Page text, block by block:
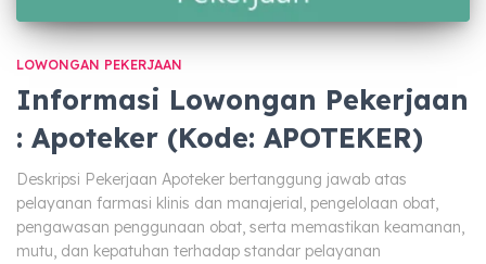
LOWONGAN PEKERJAAN
Informasi Lowongan Pekerjaan
: Apoteker (Kode: APOTEKER)
Deskripsi Pekerjaan Apoteker bertanggung jawab atas
pelayanan farmasi klinis dan manajerial, pengelolaan obat,
pengawasan penggunaan obat, serta memastikan keamanan,
mutu, dan kepatuhan terhadap standar pelayanan